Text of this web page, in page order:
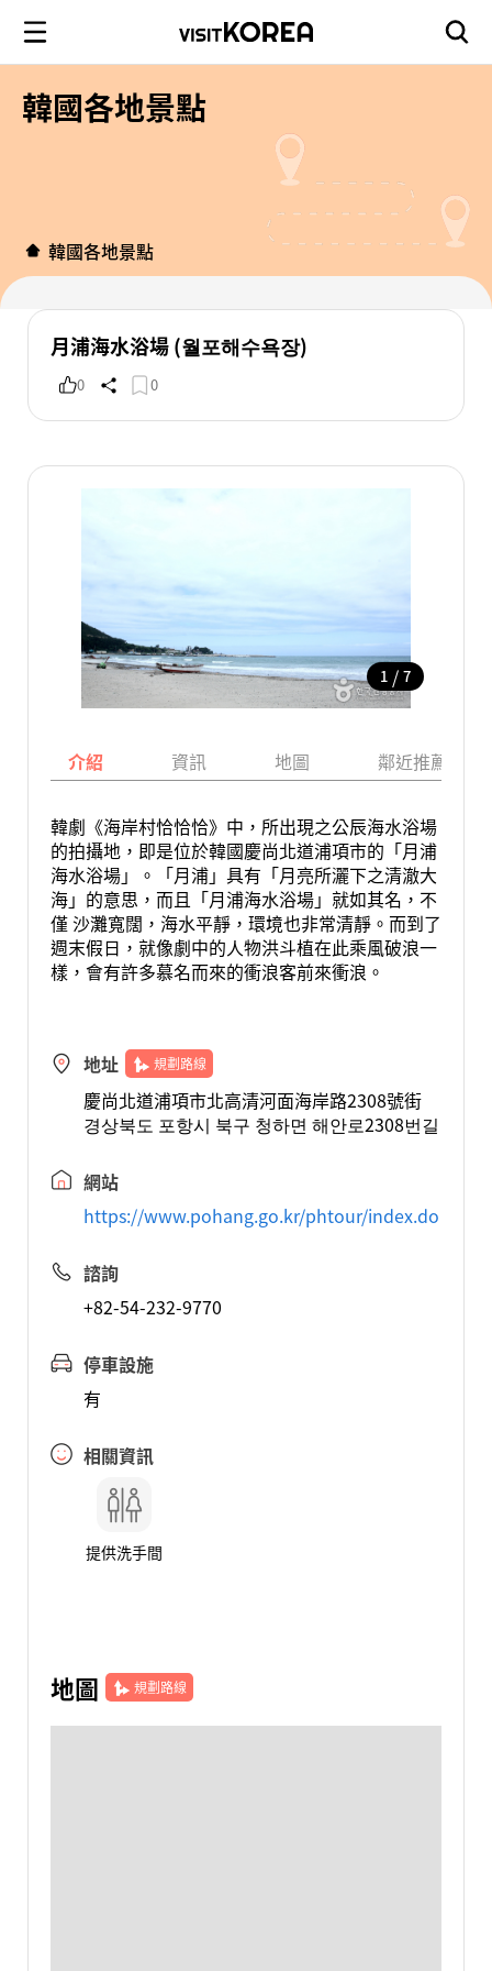
韓國各地景點
韓國各地景點
月浦海水浴場 (월포해수욕장)
0 0
1 / 7
介紹 資訊 地圖 鄰近推薦景點
韓劇《海岸村恰恰恰》中，所出現之公辰海水浴場
的拍攝地，即是位於韓國慶尚北道浦項市的「月浦
海水浴場」。「月浦」具有「月亮所灑下之清澈大
海」的意思，而且「月浦海水浴場」就如其名，不
僅 沙灘寬闊，海水平靜，環境也非常清靜。而到了
週末假日，就像劇中的人物洪斗植在此乘風破浪一
樣，會有許多慕名而來的衝浪客前來衝浪。
地址 規劃路線
慶尚北道浦項市北高清河面海岸路2308號街
경상북도 포항시 북구 청하면 해안로2308번길
網站
https://www.pohang.go.kr/phtour/index.do
諮詢
+82-54-232-9770
停車設施
有
相關資訊
提供洗手間
地圖 規劃路線